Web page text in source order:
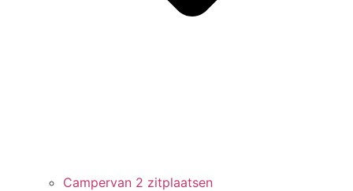
Campervan 2 zitplaatsen